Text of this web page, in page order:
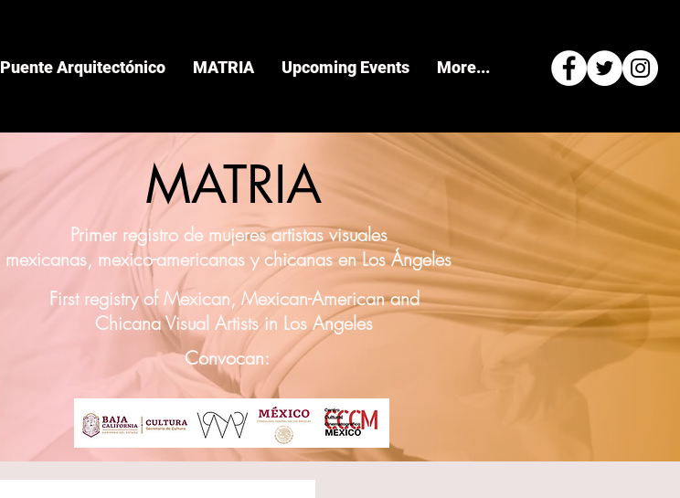
Puente Arquitectónico MATRIA Upcoming Events More...
MATRIA
Primer registro de mujeres artistas visuales
mexicanas, mexico-americanas y chicanas en Los Ángeles
Convocan:
First registry of Mexican, Mexican-American and
Chicana Visual Artists in Los Angeles